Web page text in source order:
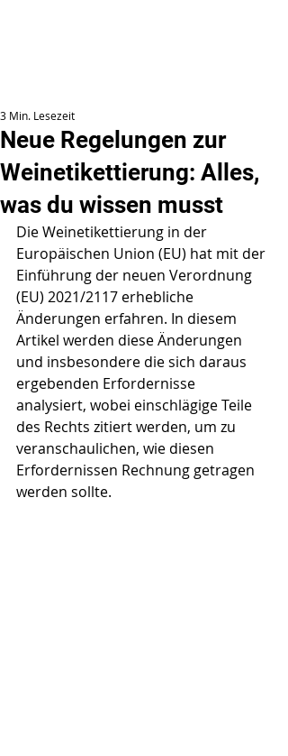
Neue Regelungen zur
Weinetikettierung: Alles,
was du wissen musst
3 Min. Lesezeit
Die Weinetikettierung in der
Europäischen Union (EU) hat mit der
Einführung der neuen Verordnung
(EU) 2021/2117 erhebliche
Änderungen erfahren. In diesem
Artikel werden diese Änderungen
und insbesondere die sich daraus
ergebenden Erfordernisse
analysiert, wobei einschlägige Teile
des Rechts zitiert werden, um zu
veranschaulichen, wie diesen
Erfordernissen Rechnung getragen
werden sollte.